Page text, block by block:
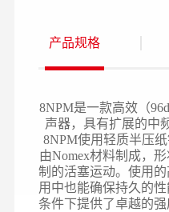
产品规格
8NPM是一款高效（
声器，具有扩展的中
8NPM使用轻质半压
由Nomex材料制成，
制的活塞运动。使用
用中也能确保持久的
条件下提供了卓越的强